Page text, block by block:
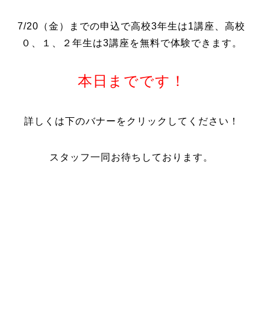
7/20（金）までの申込で高校3年生は1講座、高校
０、１、２年生は3講座を無料で体験できます。
本日までです！
詳しくは下のバナーをクリックしてください！
スタッフ一同お待ちしております。